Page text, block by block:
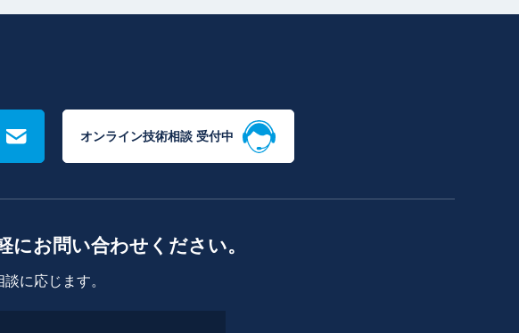
オンライン技術相談 受付中
にお問い合わせください。
に応じます。